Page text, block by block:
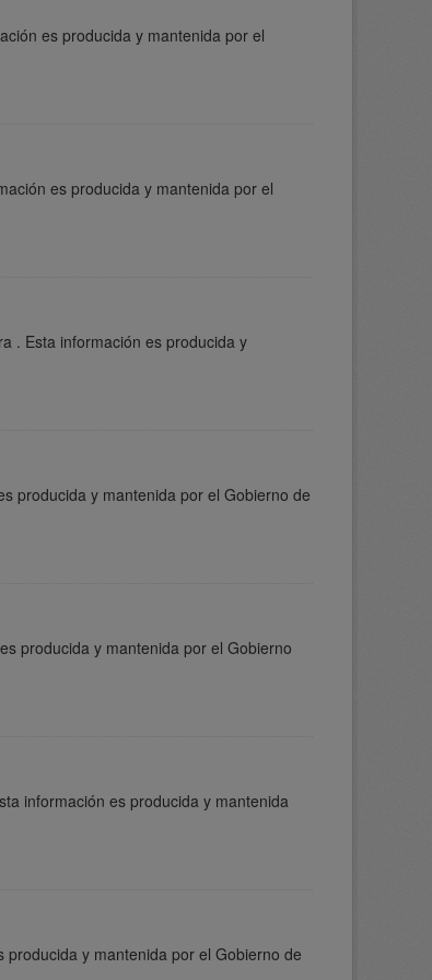
es producida y mantenida por el
es producida y mantenida por el
. Esta información es producida y
producida y mantenida por el Gobierno de
producida y mantenida por el Gobierno
información es producida y mantenida
y mantenida por el Gobierno de